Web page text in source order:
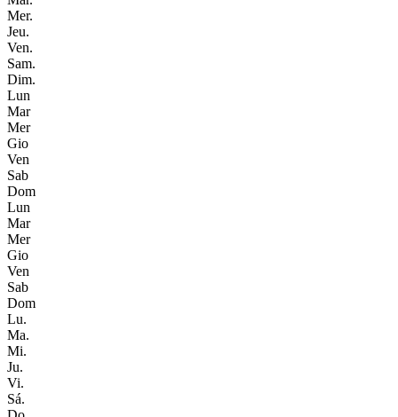
Mer.
Jeu.
Ven.
Sam.
Dim.
Lun
Mar
Mer
Gio
Ven
Sab
Dom
Lun
Mar
Mer
Gio
Ven
Sab
Dom
Lu.
Ma.
Mi.
Ju.
Vi.
Sá.